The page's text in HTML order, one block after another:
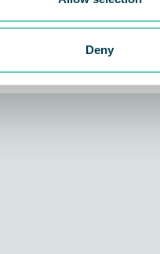
Deny
LinkedIn
Partager